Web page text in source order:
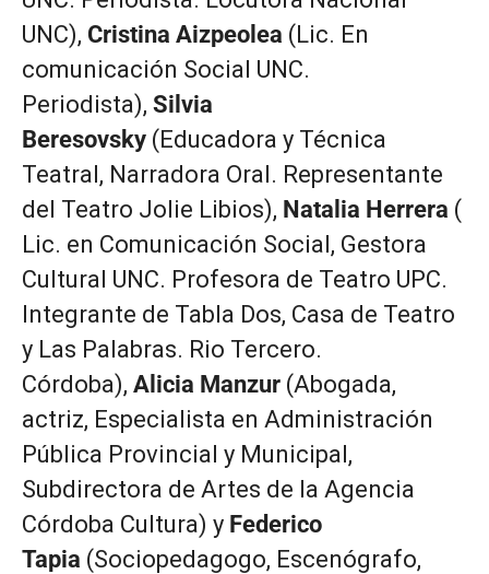
UNC), Cristina Aizpeolea (Lic. En
comunicación Social UNC.
Periodista), Silvia
Beresovsky (Educadora y Técnica
Teatral, Narradora Oral. Representante
del Teatro Jolie Libios), Natalia Herrera (
Lic. en Comunicación Social, Gestora
Cultural UNC. Profesora de Teatro UPC.
Integrante de Tabla Dos, Casa de Teatro
y Las Palabras. Rio Tercero.
Córdoba), Alicia Manzur (Abogada,
actriz, Especialista en Administración
Pública Provincial y Municipal,
Subdirectora de Artes de la Agencia
Córdoba Cultura) y Federico
Tapia (Sociopedagogo, Escenógrafo,